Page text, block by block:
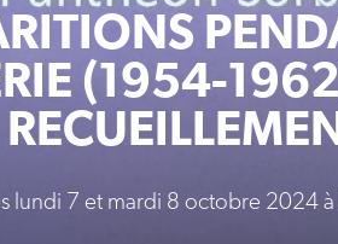
(1954-
lundi 7 et mardi 8 octobre 2024